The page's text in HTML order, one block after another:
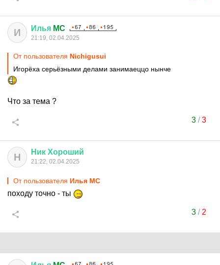
И Илья MC
21:19, 02.04.2025
От пользователя Nichigusui
Игорёха серьёзными делами занимаеццо нынче
Что за тема ?
3/3
Н Ник Хороший
21:22, 02.04.2025
От пользователя Илья MC
походу точно - ты
3/ 2